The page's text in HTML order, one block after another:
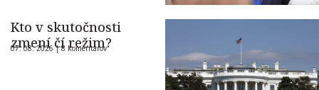
Kto v skutočnosti
zmení čí režim?
07. 08. 2026 |8 komentárov